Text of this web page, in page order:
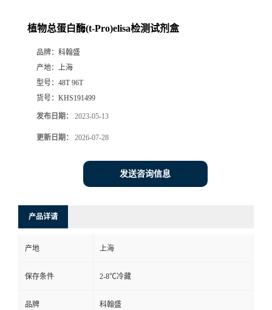
植物总蛋白酶(t-Pro)elisa检测试剂盒
品牌： 科翰盛
产地： 上海
型号： 48T 96T
货号： KHS191499
发布日期： 2023-05-13
更新日期： 2026-07-28
发送咨询信息
产品详请
产地 上海
保存条件 2-8℃冷藏
品牌 科翰盛